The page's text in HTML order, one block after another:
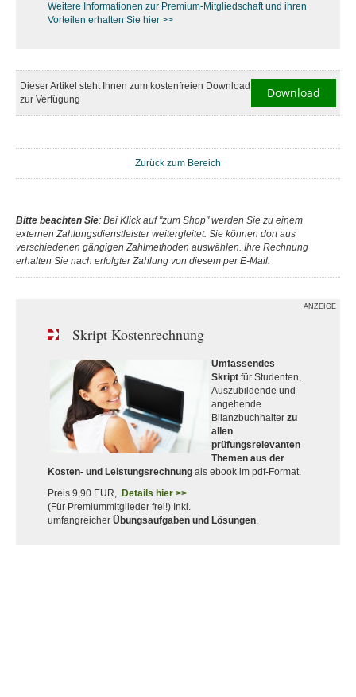
Weitere Informationen zur Premium-Mitgliedschaft und ihren
Vorteilen erhalten Sie hier >>
Dieser Artikel steht Ihnen zum kostenfreien Download
zur Verfügung
Download
Zurück zum Bereich
Bitte beachten Sie: Bei Klick auf "zum Shop" werden Sie zu einem
externen Zahlungsdienstleister weitergleitet. Sie können dort aus
verschiedenen gängigen Zahlmethoden auswählen. Ihre Rechnung
erhalten Sie nach erfolgter Zahlung von diesem per E-Mail.
ANZEIGE
Skript Kostenrechnung
Umfassendes
Skript für Studenten,
Auszubildende und
angehende
Bilanzbuchhalter zu
allen
prüfungsrelevanten
Themen aus der
Kosten- und Leistungsrechnung als ebook im pdf-Format.
Preis 9,90 EUR, Details hier >>
(Für Premiummitglieder frei!) Inkl.
umfangreicher Übungsaufgaben und Lösungen.